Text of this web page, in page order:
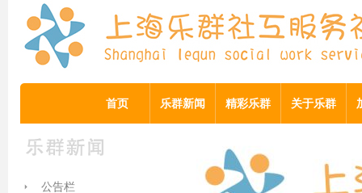
首页 乐群新闻 精彩乐群 关于乐群
公告栏